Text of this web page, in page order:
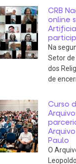
CRB
online
Na
Setor
dos
de
Curso
Paulo
O